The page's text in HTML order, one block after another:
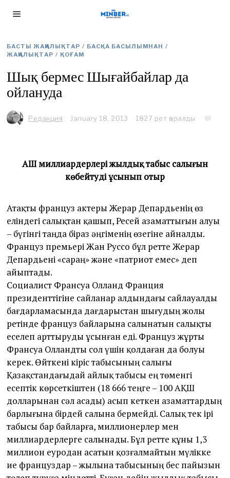
БАСТЫ ЖАҢАЛЫҚТАР / БАСҚА БАСЫЛЫМНАН /
ЖАҢАЛЫҚТАР / ҚОҒАМ
Шық бермес Шығайбайлар да
ойлануда
Редакция January 18, 2013
r
y
2
0
3
1827 рет қаралды
АҚШ миллиардерлері жылдық табыс салығын
көбейтуді ұсынып отыр
Атақты француз актеры Жерар Депардьенің өз
еліндегі салықтан қашып, Ресей азаматтығын алуы
– бүгінгі таңда біраз әңгіменің өзегіне айналды.
Француз премьері Жан Руссо бұл ретте Жерар
Депардьені «сараң» және «патриот емес» деп
айыптады.
Социалист Франсуа Олланд Франция
президенттігіне сайланар алдындағы сайлауалды
бағдарламасында дағдарыстан шығудың жолы
ретінде француз байларына салынатын салықты
еселеп арттыруды ұсынған еді. Француз жұрты
Франсуа Олландты сол үшін қолдаған да болуы
керек. Өйткені кіріс табысының салығы
Қазақстандағыдай айлық табысы ең төменгі
есептік көрсеткіштен (18 666 теңге – 100 АҚШ
долларынан сәл асады) асып кеткен азаматтардың
барлығына бірдей салына бермейді. Салық тек ірі
табысы бар байларға, миллионерлер мен
миллиардерлерге салынады. Бұл ретте құны 1,3
миллион еуродан асатын қозғалмайтын мүлікке
ие француздар – жылына табысының бес пайызын